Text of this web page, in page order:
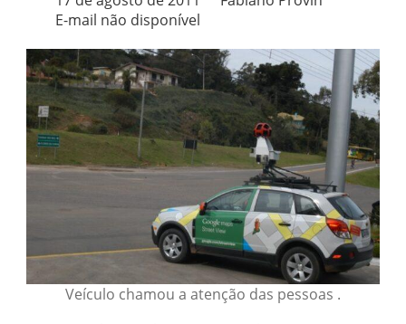
E-mail não disponível
Veículo chamou a atenção das pessoas .